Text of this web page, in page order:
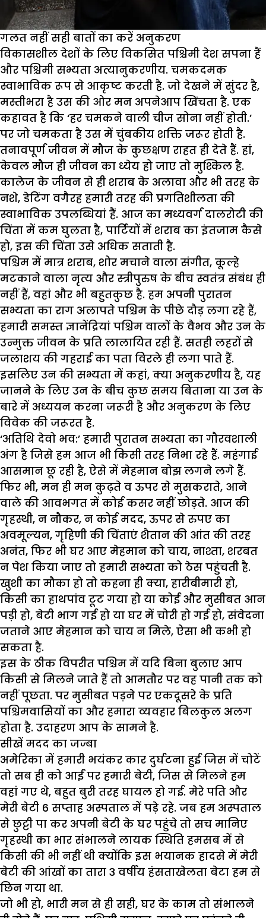
गलत नहीं सही बातों का करें अनुकरण
विकासशील देशों के लिए विकसित पश्चिमी देश सपना हैं
और पश्चिमी सभ्यता अत्यानुकरणीय. चमकदमक
स्वाभाविक रूप से आकृष्ट करती है. जो देखने में सुंदर है,
मस्तीभरा है उस की ओर मन अपनेआप खिंचता है. एक
कहावत है कि ‘हर चमकने वाली चीज सोना नहीं होती.’
पर जो चमकता है उस में चुंबकीय शक्ति जरूर होती है.
तनावपूर्ण जीवन में मौज के कुछक्षण राहत ही देते हैं. हां,
केवल मौज ही जीवन का ध्येय हो जाए तो मुश्किल है.
कालेज के जीवन से ही शराब के अलावा और भी तरह के
नशे, डेटिंग वगैरह हमारी तरह की प्रगतिशीलता की
स्वाभाविक उपलब्धियां हैं. आज का मध्यवर्ग दालरोटी की
चिंता में कम घुलता है, पार्टियों में शराब का इंतजाम कैसे
हो, इस की चिंता उसे अधिक सताती है.
पश्चिम में मात्र शराब, शोर मचाने वाला संगीत, कूल्हे
मटकाने वाला नृत्य और स्त्रीपुरुष के बीच स्वतंत्र संबंध ही
नहीं हैं, वहां और भी बहुतकुछ है. हम अपनी पुरातन
सभ्यता का राग अलापते पश्चिम के पीछे दौड़ लगा रहे हैं,
हमारी समस्त ज्ञानेंद्रियां पश्चिम वालों के वैभव और उन के
उन्मुक्त जीवन के प्रति लालायित रही हैं. सतही लहरों से
जलाशय की गहराई का पता विरले ही लगा पाते हैं.
इसलिए उन की सभ्यता में कहां, क्या अनुकरणीय है, यह
जानने के लिए उन के बीच कुछ समय बिताना या उन के
बारे में अध्ययन करना जरूरी है और अनुकरण के लिए
विवेक की जरूरत है.
‘अतिथि देवो भव:’ हमारी पुरातन सभ्यता का गौरवशाली
अंग है जिसे हम आज भी किसी तरह निभा रहे हैं. महंगाई
आसमान छू रही है, ऐसे में मेहमान बोझ लगने लगे हैं.
फिर भी, मन ही मन कुढ़ते व ऊपर से मुसकराते, आने
वाले की आवभगत में कोई कसर नहीं छोड़ते. आज की
गृहस्थी, न नौकर, न कोई मदद, ऊपर से रुपए का
अवमूल्यन, गृहिणी की चिंताएं शैतान की आंत की तरह
अनंत, फिर भी घर आए मेहमान को चाय, नाश्ता, शरबत
न पेश किया जाए तो हमारी सभ्यता को ठेस पहुंचती है.
खुशी का मौका हो तो कहना ही क्या, हारीबीमारी हो,
किसी का हाथपांव टूट गया हो या कोई और मुसीबत आन
पड़ी हो, बेटी भाग गई हो या घर में चोरी हो गई हो, संवेदना
जताने आए मेहमान को चाय न मिले, ऐसा भी कभी हो
सकता है.
इस के ठीक विपरीत पश्चिम में यदि बिना बुलाए आप
किसी से मिलने जाते हैं तो आमतौर पर वह पानी तक को
नहीं पूछता. पर मुसीबत पड़ने पर एकदूसरे के प्रति
पश्चिमवासियों का और हमारा व्यवहार बिलकुल अलग
होता है. उदाहरण आप के सामने है.
सीखें मदद का जज्बा
अमेरिका में हमारी भयंकर कार दुर्घटना हुई जिस में चोटें
तो सब ही को आईं पर हमारी बेटी, जिस से मिलने हम
वहां गए थे, बहुत बुरी तरह घायल हो गई. मेरे पति और
मेरी बेटी 6 सप्ताह अस्पताल में पड़े रहे. जब हम अस्पताल
से छुट्टी पा कर अपनी बेटी के घर पहुंचे तो सच मानिए
गृहस्थी का भार संभालने लायक स्थिति हमसब में से
किसी की भी नहीं थी क्योंकि इस भयानक हादसे में मेरी
बेटी की आंखों का तारा 3 वर्षीय हंसताखेलता बेटा हम से
छिन गया था.
जो भी हो, भारी मन से ही सही, घर के काम तो संभालने